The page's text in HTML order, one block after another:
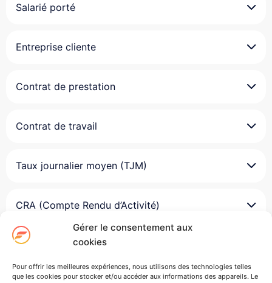
Gérer le consentement aux
cookies
Pour offrir les meilleures expériences, nous utilisons des technologies telles
que les cookies pour stocker et/ou accéder aux informations des appareils. Le
Salarié porté
Entreprise cliente
Contrat de prestation
Contrat de travail
Taux journalier moyen (TJM)
CRA (Compte Rendu d’Activité)
Compte d’activité